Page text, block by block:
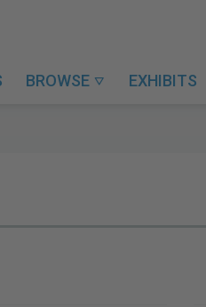
BROWSE  EXHIBITS